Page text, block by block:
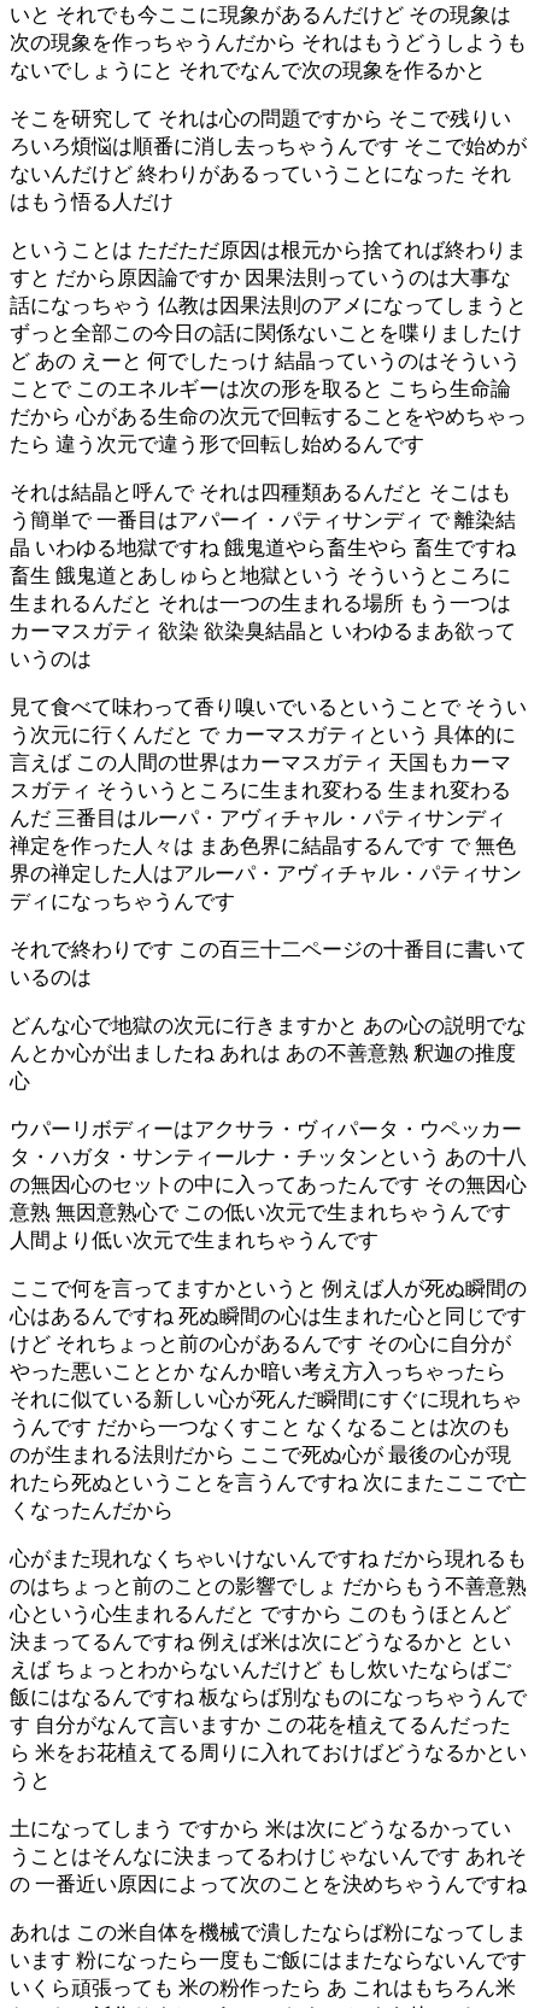
いと それでも今ここに現象があるんだけど その現象は
次の現象を作っちゃうんだから それはもうどうしようも
ないでしょうにと それでなんで次の現象を作るかと
そこを研究して それは心の問題ですから そこで残りい
ろいろ煩悩は順番に消し去っちゃうんです そこで始めが
ないんだけど 終わりがあるっていうことになった それ
はもう悟る人だけ
ということは ただただ原因は根元から捨てれば終わりま
すと だから原因論ですか 因果法則っていうのは大事な
話になっちゃう 仏教は因果法則のアメになってしまうと
ずっと全部この今日の話に関係ないことを喋りましたけ
ど あの えーと 何でしたっけ 結晶っていうのはそういう
ことで このエネルギーは次の形を取ると こちら生命論
だから 心がある生命の次元で回転することをやめちゃっ
たら 違う次元で違う形で回転し始めるんです
それは結晶と呼んで それは四種類あるんだと そこはも
う簡単で 一番目はアパーイ・パティサンディ で 離染結
晶 いわゆる地獄ですね 餓鬼道やら畜生やら 畜生ですね
畜生 餓鬼道とあしゅらと地獄という そういうところに
生まれるんだと それは一つの生まれる場所 もう一つは
カーマスガティ 欲染 欲染臭結晶と いわゆるまあ欲って
いうのは
見て食べて味わって香り嗅いでいるということで そうい
う次元に行くんだと で カーマスガティという 具体的に
言えば この人間の世界はカーマスガティ 天国もカーマ
スガティ そういうところに生まれ変わる 生まれ変わる
んだ 三番目はルーパ・アヴィチャル・パティサンディ
禅定を作った人々は まあ色界に結晶するんです で 無色
界の禅定した人はアルーパ・アヴィチャル・パティサン
ディになっちゃうんです
それで終わりです この百三十二ページの十番目に書いて
いるのは
どんな心で地獄の次元に行きますかと あの心の説明でな
んとか心が出ましたね あれは あの不善意熟 釈迦の推度
心
ウパーリボディーはアクサラ・ヴィパータ・ウペッカー
タ・ハガタ・サンティールナ・チッタンという あの十八
の無因心のセットの中に入ってあったんです その無因心
意熟 無因意熟心で この低い次元で生まれちゃうんです
人間より低い次元で生まれちゃうんです
ここで何を言ってますかというと 例えば人が死ぬ瞬間の
心はあるんですね 死ぬ瞬間の心は生まれた心と同じです
けど それちょっと前の心があるんです その心に自分が
やった悪いこととか なんか暗い考え方入っちゃったら
それに似ている新しい心が死んだ瞬間にすぐに現れちゃ
うんです だから一つなくすこと なくなることは次のも
のが生まれる法則だから ここで死ぬ心が 最後の心が現
れたら死ぬということを言うんですね 次にまたここで亡
くなったんだから
心がまた現れなくちゃいけないんですね だから現れるも
のはちょっと前のことの影響でしょ だからもう不善意熟
心という心生まれるんだと ですから このもうほとんど
決まってるんですね 例えば米は次にどうなるかと とい
えば ちょっとわからないんだけど もし炊いたならばご
飯にはなるんですね 板ならば別なものになっちゃうんで
す 自分がなんて言いますか この花を植えてるんだった
ら 米をお花植えてる周りに入れておけばどうなるかとい
うと
土になってしまう ですから 米は次にどうなるかってい
うことはそんなに決まってるわけじゃないんです あれそ
の 一番近い原因によって次のことを決めちゃうんですね
あれは この米自体を機械で潰したならば粉になってしま
います 粉になったら一度もご飯にはまたならないんです
いくら頑張っても 米の粉作ったら あ これはもちろん米